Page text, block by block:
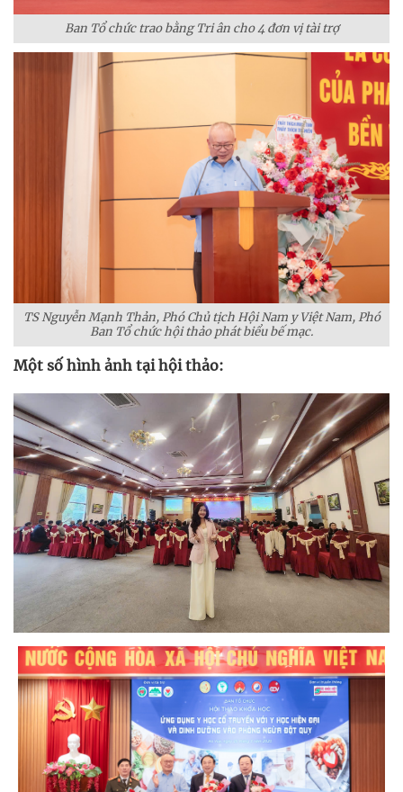
Ban Tổ chức trao bằng Tri ân cho 4 đơn vị tài trợ
TS Nguyễn Mạnh Thản, Phó Chủ tịch Hội Nam y Việt Nam, Phó
Ban Tổ chức hội thảo phát biểu bế mạc.
Một số hình ảnh tại hội thảo: